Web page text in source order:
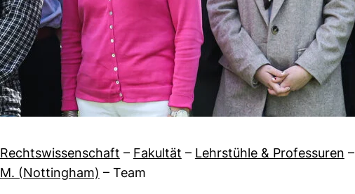
Rechtswissenschaft – Fakultät – Lehrstühle & Professuren –
M. (Nottingham) – Team